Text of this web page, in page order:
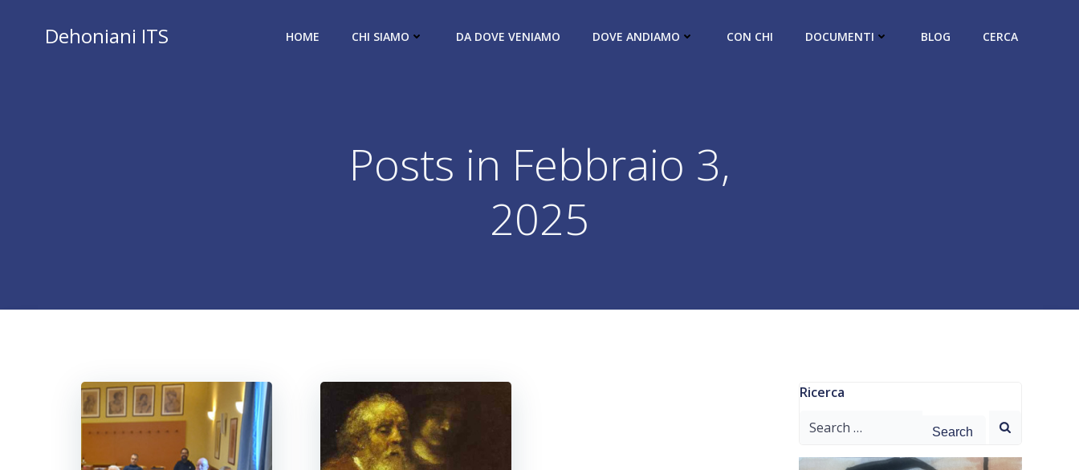
contenutoDehoniani ITS HOME CHI SIAMO DA DOVE VENIAMO DOVE ANDIAMO CON CHI DOCUMENTI BLOG CERCA
Posts in Febbraio 3,
2025
Ricerca
Search